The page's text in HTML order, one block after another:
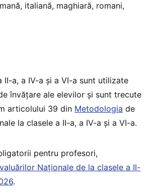
italiană, maghiară, romani,
a, a IV-a și a VI-a sunt utilizate
învățare ale elevilor și sunt trecute
articolului 39 din Metodologia de
la clasele a II-a, a IV-a și a VI-a.
pentru profesori,
Naționale de la clasele a II-
.